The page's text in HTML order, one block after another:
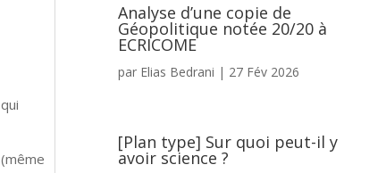
Analyse d’une copie de
Géopolitique notée 20/20 à
ECRICOME
par Elias Bedrani | 27 Fév 2026
[Plan type] Sur quoi peut-il y
avoir science ?